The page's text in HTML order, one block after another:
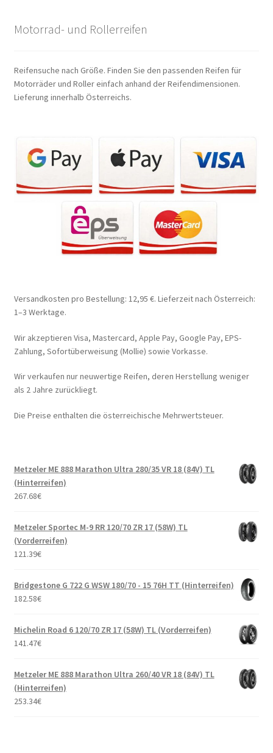
Motorrad- und Rollerreifen
Reifensuche nach Größe. Finden Sie den passenden Reifen für
Motorräder und Roller einfach anhand der Reifendimensionen.
Lieferung innerhalb Österreichs.
Versandkosten pro Bestellung: 12,95 €. Lieferzeit nach Österreich:
1–3 Werktage.
Wir akzeptieren Visa, Mastercard, Apple Pay, Google Pay, EPS-
Zahlung, Sofortüberweisung (Mollie) sowie Vorkasse.
Wir verkaufen nur neuwertige Reifen, deren Herstellung weniger
als 2 Jahre zurückliegt.
Die Preise enthalten die österreichische Mehrwertsteuer.
Metzeler ME 888 Marathon Ultra 280/35 VR 18 (84V) TL
(Hinterreifen)
267.68€
Metzeler Sportec M-9 RR 120/70 ZR 17 (58W) TL
(Vorderreifen)
121.39€
Bridgestone G 722 G WSW 180/70 - 15 76H TT (Hinterreifen)
182.58€
Michelin Road 6 120/70 ZR 17 (58W) TL (Vorderreifen)
141.47€
Metzeler ME 888 Marathon Ultra 260/40 VR 18 (84V) TL
(Hinterreifen)
253.34€